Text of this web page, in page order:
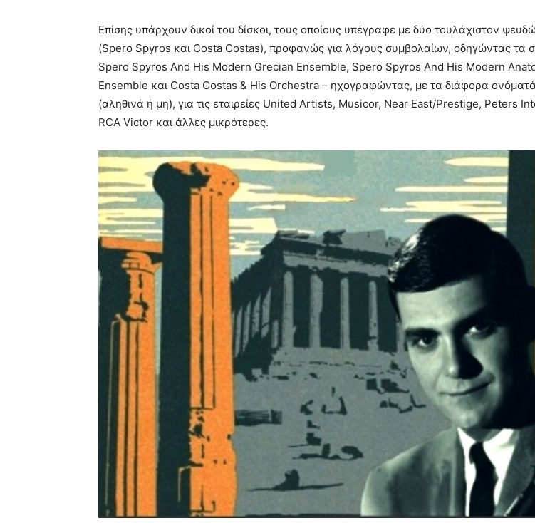
Επίσης υπάρχουν δικοί του δίσκοι, τους οποίους υπέγραφε με δύο τουλάχιστον
(Spero Spyros και Costa Costas), προφανώς για λόγους συμβολαίων, οδηγώντας τα
Spero Spyros And His Modern Grecian Ensemble, Spero Spyros And His Modern
Ensemble και Costa Costas & His Orchestra – ηχογραφώντας, με τα διάφορα
(αληθινά ή μη), για τις εταιρείες United Artists, Musicor, Near East/Prestige, Peters
RCA Victor και άλλες μικρότερες.